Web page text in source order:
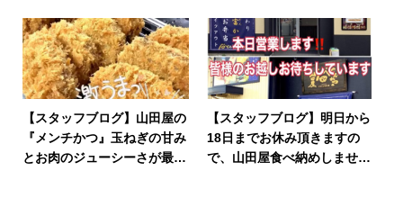
【スタッフブログ】山田屋の
『メンチかつ』玉ねぎの甘み
とお肉のジューシーさが最高
【スタッフブログ】明日から
18日までお休み頂きますの
で、山田屋食べ納めしません